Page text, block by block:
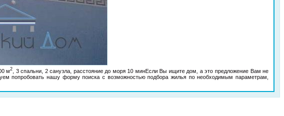
м2
, 3 спальни, 2 санузла, расстояние до моря 10 минЕсли Вы ищите дом, а это предложение Вам не
попробовать нашу форму поиска с возможностью подбора жилья по необходимым параметрам,